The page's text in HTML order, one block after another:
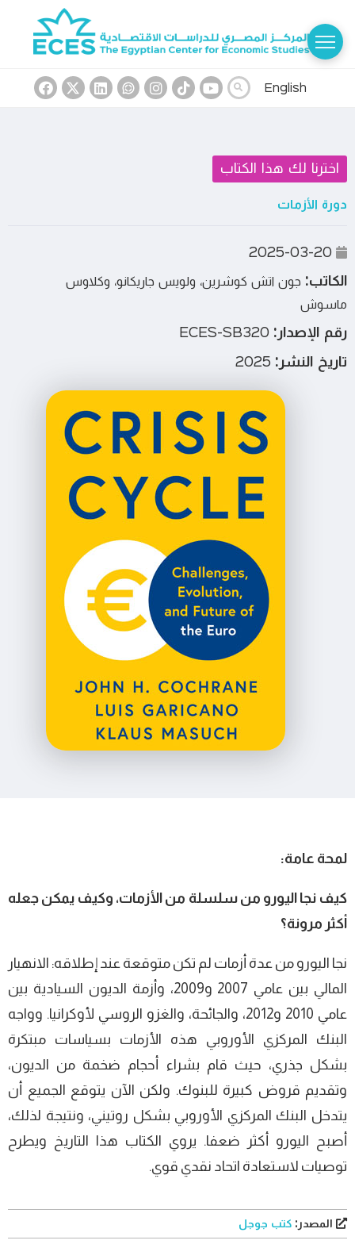
English
اخترنا لك هذا الكتاب
دورة الأزمات
الكاتب: جون اتش كوشرين، ولويس جاريكانو، وكلاوس
ماسوش
رقم الإصدار:
تاريخ النشر:
لمحة عامة:
كيف نجا اليورو من سلسلة من الأزمات، وكيف يمكن جعله
أكثر مرونة؟
نجا اليورو من عدة أزمات لم تكن متوقعة عند إطلاقه: الانهيار
المالي بين عامي 2007 و2009، وأزمة الديون السيادية بين
عامي 2010 و2012، والجائحة، والغزو الروسي لأوكرانيا. وواجه
البنك المركزي الأوروبي هذه الأزمات بسياسات مبتكرة
بشكل جذري، حيث قام بشراء أحجام ضخمة من الديون،
وتقديم قروض كبيرة للبنوك. ولكن الآن يتوقع الجميع أن
يتدخل البنك المركزي الأوروبي بشكل روتيني، ونتيجة لذلك،
أصبح اليورو أكثر ضعفا. يروي الكتاب هذا التاريخ ويطرح
توصيات لاستعادة اتحاد نقدي قوي.
المصدر: كتب جوجل